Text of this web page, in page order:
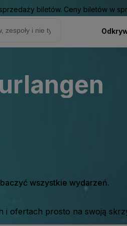
biletów. Ceny biletów w
wszystkie wydarzeń.
ofertach prosto na swoją